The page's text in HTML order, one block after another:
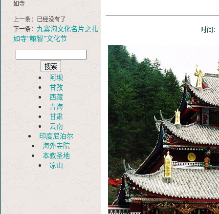
如寺
上一条：已经没有了
下一条： 九寨沟文化名片之扎
如寺“嘛智”文化节
阿坝
甘孜
西藏
青海
甘肃
云南
印度尼泊尔
海外寺院
本教圣地
凉山
时间